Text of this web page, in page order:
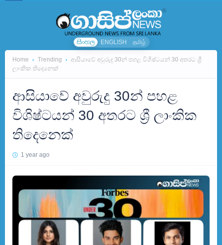
සිංහල ENGLISH தமிழ்
Home Trending
ආසියාවේ අවුරුදු 30න් පහළ විශිෂ්ටයන් 30 අතරට ශ්‍රී
ලාංකික තිදෙනෙක්
ආසියාවේ අවුරුදු 30න් පහළ
විශිෂ්ටයන් 30 අතරට ශ්‍රී ලාංකික
තිදෙනෙක්
1 year ago